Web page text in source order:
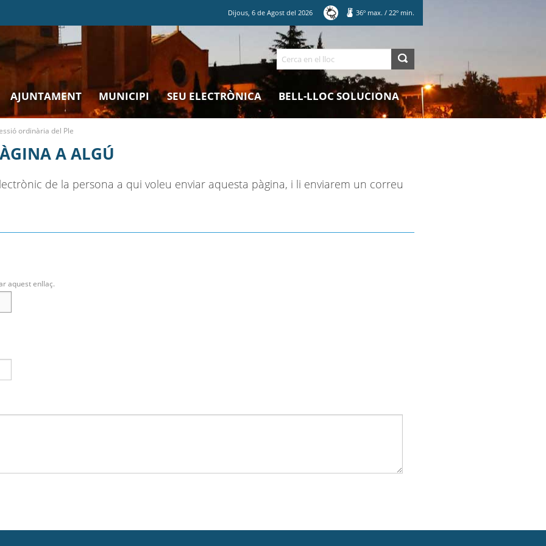
Dijous,6 deAgost del2026 36º max. / 22º min.
Cerca
AJUNTAMENT MUNICIPI SEU ELECTRÒNICA BELL-LLOC SOLUCIONA
ordinària del Ple
A ALGÚ
de la persona a qui voleu enviar aquesta pàgina, i li enviarem un correu
aquest enllaç.